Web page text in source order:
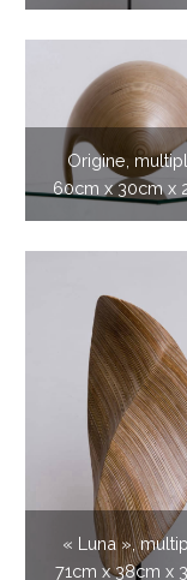
Origine,
60cm x 30cm x
« Luna »,
71cm x 38cm x